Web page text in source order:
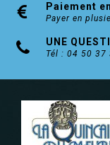
Paiement
Payer en
UNE
Tél : 04 50 37